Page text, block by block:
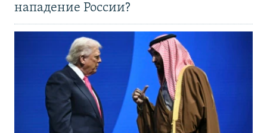
нападение России?